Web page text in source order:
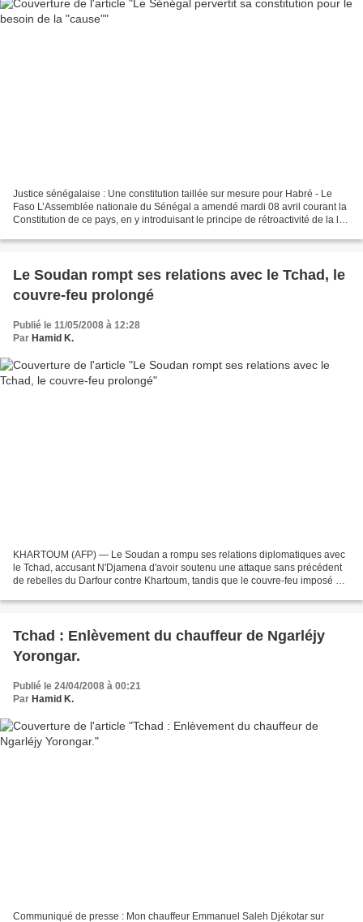
Justice sénégalaise : Une constitution taillée sur mesure pour Habré - Le
Faso L’Assemblée nationale du Sénégal a amendé mardi 08 avril courant la
Constitution de ce pays, en y introduisant le principe de rétroactivité de la loi
Le Soudan rompt ses relations avec le Tchad, le
couvre-feu prolongé
Publié le 11/05/2008 à 12:28
Par Hamid K.
KHARTOUM (AFP) — Le Soudan a rompu ses relations diplomatiques avec
le Tchad, accusant N'Djamena d'avoir soutenu une attaque sans précédent
de rebelles du Darfour contre Khartoum, tandis que le couvre-feu imposé à
Tchad : Enlèvement du chauffeur de Ngarléjy
Yorongar.
Publié le 24/04/2008 à 00:21
Par Hamid K.
Communiqué de presse : Mon chauffeur Emmanuel Saleh Djékotar sur